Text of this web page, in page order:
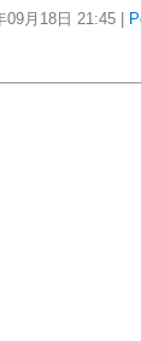
09月18日 21:45